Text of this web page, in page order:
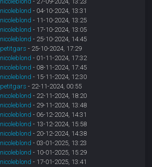
nicoleblond - 04-10-2024, 13:31
nicoleblond - 11-10-2024, 13:25
nicoleblond - 17-10-2024, 13:05
nicoleblond - 25-10-2024, 14:45
petitgars - 25-10-2024, 17:29
nicoleblond - 01-11-2024, 17:32
nicoleblond - 08-11-2024, 17:45
nicoleblond - 15-11-2024, 12:30
petitgars - 22-11-2024, 00:55
nicoleblond - 22-11-2024, 18:20
nicoleblond - 29-11-2024, 13:48
nicoleblond - 06-12-2024, 14:31
nicoleblond - 13-12-2024, 15:58
nicoleblond - 20-12-2024, 14:38
nicoleblond - 03-01-2025, 13:23
nicoleblond - 10-01-2025, 15:29
nicoleblond - 17-01-2025, 13:41